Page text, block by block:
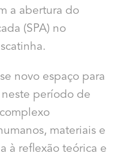
a abertura do
(SPA) no
novo espaço para
período de
materiais e
à reflexão teórica e